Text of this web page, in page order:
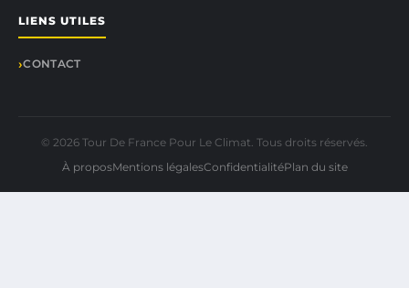
LIENS UTILES
CONTACT
© 2026 Tour De France Pour Le Climat. Tous droits réservés.
À proposMentions légalesConfidentialitéPlan du site